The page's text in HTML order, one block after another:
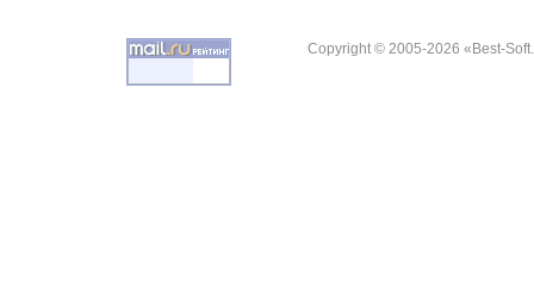
Copyright © 2005-2026 «Best-